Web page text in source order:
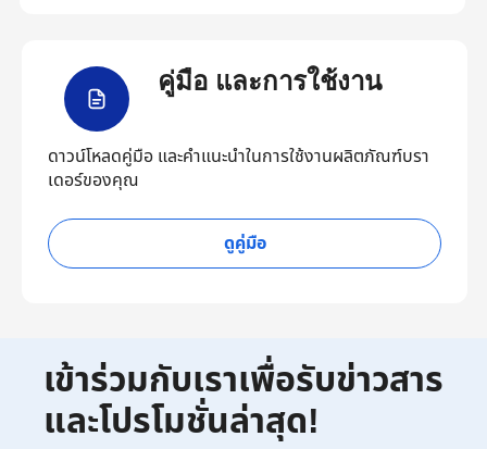
คู่มือ และการใช้งาน
ดาวน์โหลดคู่มือ และคำแนะนำในการใช้งานผลิตภัณฑ์บรา
เดอร์ของคุณ
ดูคู่มือ
เข้าร่วมกับเราเพื่อรับข่าวสาร
และโปรโมชั่นล่าสุด!